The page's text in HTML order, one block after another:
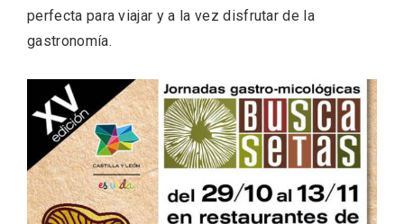
perfecta para viajar y a la vez disfrutar de la
gastronomía.
Fiesta de Primavera 2026 en la Ruta del
Vino de Cigales